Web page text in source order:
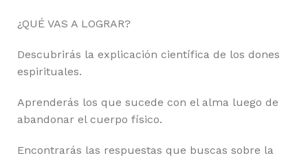
¿QUÉ VAS A LOGRAR?
Descubrirás la explicación científica de los dones
espirituales.
Aprenderás los que sucede con el alma luego de
abandonar el cuerpo físico.
Encontrarás las respuestas que buscas sobre la